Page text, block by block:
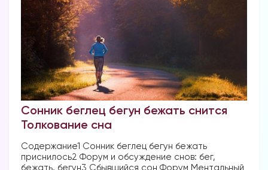
Сонник беглец бегун бежать снится
Толкование сна
Содержание1 Сонник беглец бегун бежать
приснилось2 Форум и обсуждение снов: бег,
бежать, бегун3 Сбывшийся сон Форум Ментальный
Мы разработали систему практик, с
помощью которой можно получать
информацию во снах с первых дней.
Скачайте приложение, чтобы получить
доступ:
Скачать
Наши форумы